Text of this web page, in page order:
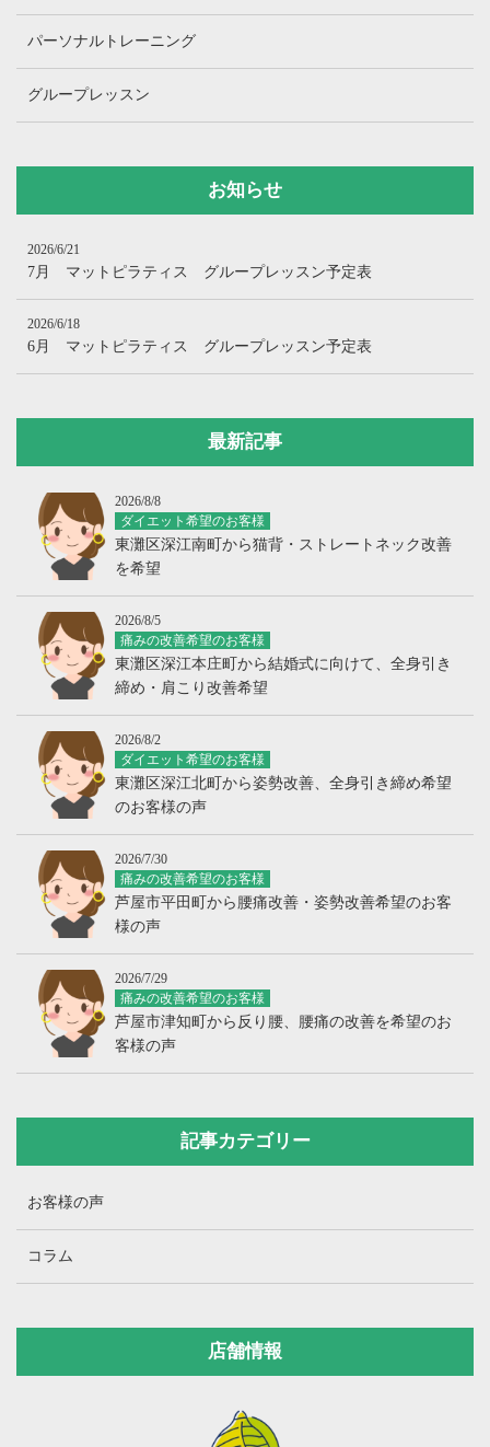
パーソナルトレーニング
グループレッスン
お知らせ
2026/6/21
7月 マットピラティス グループレッスン予定表
2026/6/18
6月 マットピラティス グループレッスン予定表
最新記事
2026/8/8
ダイエット希望のお客様
東灘区深江南町から猫背・ストレートネック改善
を希望
2026/8/5
痛みの改善希望のお客様
東灘区深江本庄町から結婚式に向けて、全身引き
締め・肩こり改善希望
2026/8/2
ダイエット希望のお客様
東灘区深江北町から姿勢改善、全身引き締め希望
のお客様の声
2026/7/30
痛みの改善希望のお客様
芦屋市平田町から腰痛改善・姿勢改善希望のお客
様の声
2026/7/29
痛みの改善希望のお客様
芦屋市津知町から反り腰、腰痛の改善を希望のお
客様の声
記事カテゴリー
お客様の声
コラム
店舗情報